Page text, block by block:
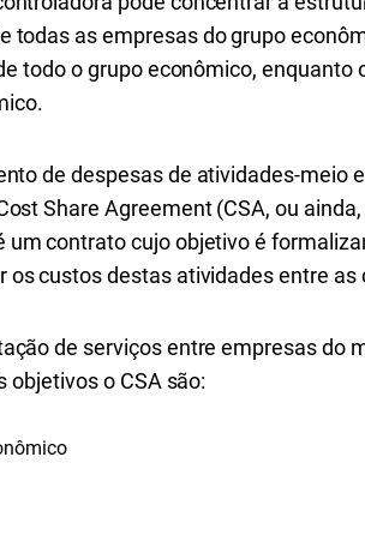
todas as empresas do grupo
todo o grupo econômico,
de despesas de atividades-meio
Share Agreement (CSA, ou
contrato cujo objetivo é
os custos destas atividades entre as
de serviços entre empresas do
objetivos o CSA são: